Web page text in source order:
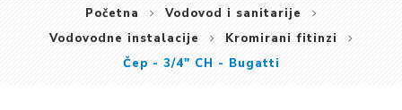
Početna
Vodovod i sanitarije
Vodovodne instalacije
Kromirani fitinzi
Čep - 3/4" CH - Bugatti